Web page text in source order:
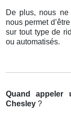
De plus, nous
nous permet
sur tout type de
ou automatisés.
Quand appeler
Chesley ?